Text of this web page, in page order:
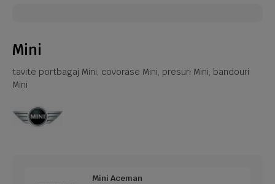
Mini
tavite portbagaj Mini, covorase Mini, presuri Mini, bandouri
Mini
Mini Aceman